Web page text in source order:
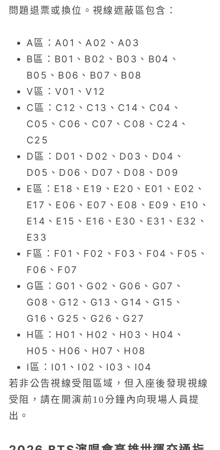
問題退票或換位。視線遮蔽區包含：
A區：A01、A02、A03
B區：B01、B02、B03、B04、
B05、B06、B07、B08
V區：V01、V12
C區：C12、C13、C14、C04、
C05、C06、C07、C08、C24、
C25
D區：D01、D02、D03、D04、
D05、D06、D07、D08、D09
E區：E18、E19、E20、E01、E02、
E17、E06、E07、E08、E09、E10、
E14、E15、E16、E30、E31、E32、
E33
F區：F01、F02、F03、F04、F05、
F06、F07
G區：G01、G02、G06、G07、
G08、G12、G13、G14、G15、
G16、G25、G26、G27
H區：H01、H02、H03、H04、
H05、H06、H07、H08
I區：I01、I02、I03、I04
若非公告視線受阻區域，但入座後發現視線
受阻，請在開演前10分鐘內向現場人員提
出。